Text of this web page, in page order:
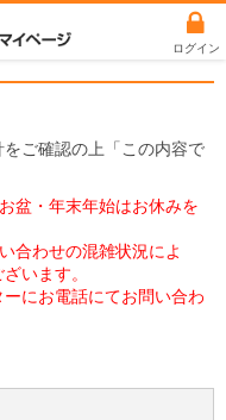
ユニライフマイペ
ログイン
ご確認の上「この内容で
盆・年末年始はお休みを
合わせの混雑状況によ
います。
にお電話にてお問い合わ